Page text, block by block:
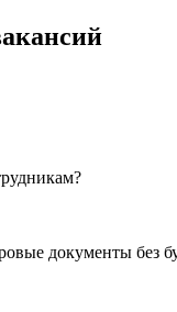
документы без